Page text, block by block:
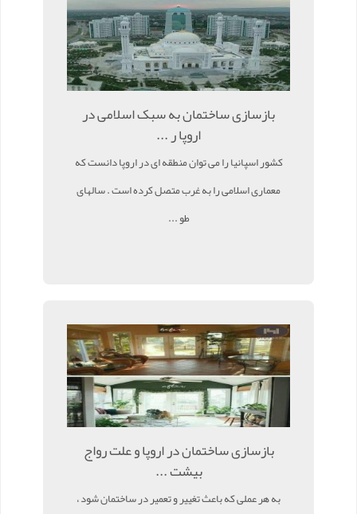
بازسازی ساختمان به سبک اسلامی در
اروپا ر ...
کشور اسپانیا را می توان منطقه ای در اروپا دانست که
معماری اسلامی را به غرب متصل کرده است . سالهای
طو ...
بازسازی ساختمان در اروپا و علت رواج
بیشت ...
به هر عملی که باعث تغییر و تعمیر در ساختمان شود ،